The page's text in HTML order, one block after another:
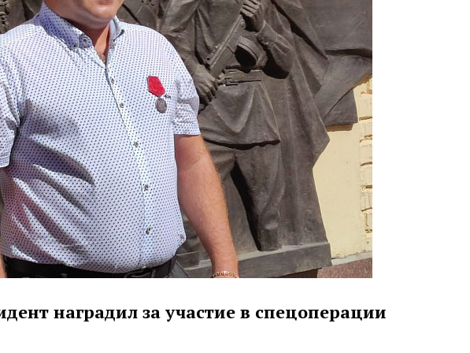
наградил за участие в спецоперации